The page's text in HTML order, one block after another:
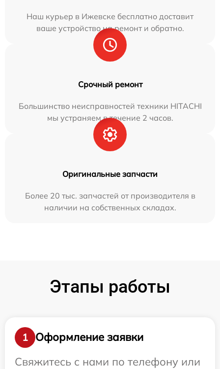
Наш курьер в Ижевске бесплатно доставит
ваше устройство на ремонт и обратно.
Срочный ремонт
Большинство неисправностей техники HITACHI
мы устраняем в течение 2 часов.
Оригинальные запчасти
Более 20 тыс. запчастей от производителя в
наличии на собственных складах.
Этапы работы
1
Оформление заявки
Свяжитесь с нами по телефону или